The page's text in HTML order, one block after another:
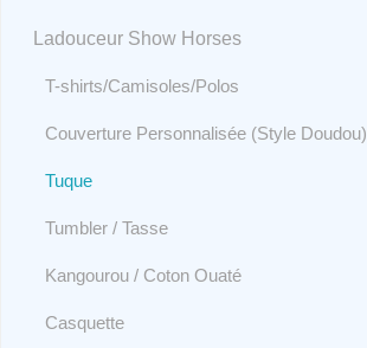
Ladouceur Show Horses
T-shirts/Camisoles/Polos
Couverture Personnalisée (Style Doudou)
Tuque
Tumbler / Tasse
Kangourou / Coton Ouaté
Casquette